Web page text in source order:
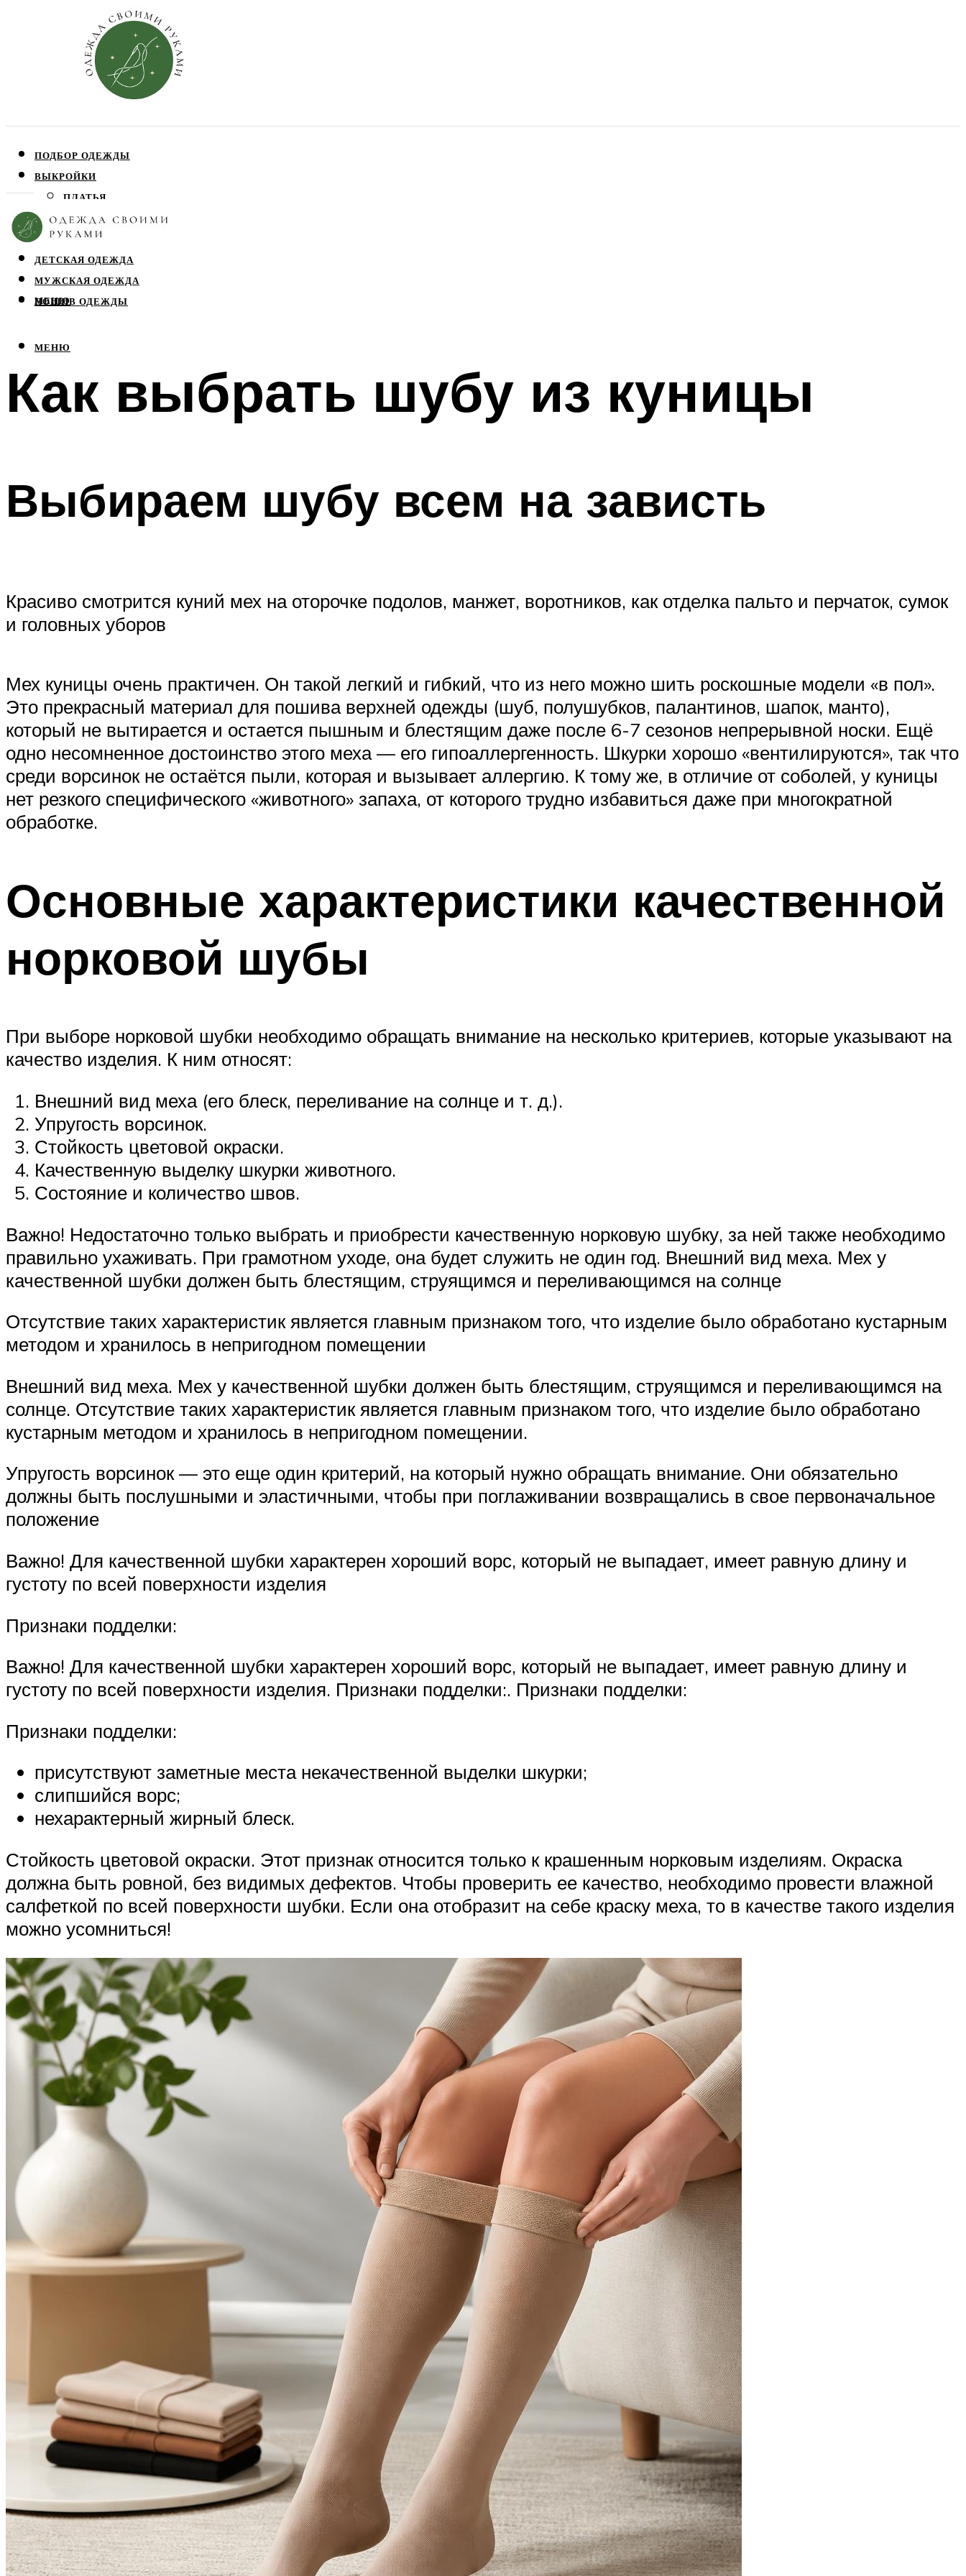
ПОДБОР ОДЕЖДЫ
ВЫКРОЙКИ
ПЛАТЬЯ
ЮБКИ
БЛУЗЫ
ДЕТСКАЯ ОДЕЖДА
МУЖСКАЯ ОДЕЖДА
ПОШИВ ОДЕЖДЫ
МЕНЮ
МЕНЮ
Как выбрать шубу из куницы
Выбираем шубу всем на зависть
Красиво смотрится куний мех на оторочке подолов, манжет, воротников, как отделка пальто и перчаток, сумок
и головных уборов
Мех куницы очень практичен. Он такой легкий и гибкий, что из него можно шить роскошные модели «в пол».
Это прекрасный материал для пошива верхней одежды (шуб, полушубков, палантинов, шапок, манто),
который не вытирается и остается пышным и блестящим даже после 6-7 сезонов непрерывной носки. Ещё
одно несомненное достоинство этого меха — его гипоаллергенность. Шкурки хорошо «вентилируются», так что
среди ворсинок не остаётся пыли, которая и вызывает аллергию. К тому же, в отличие от соболей, у куницы
нет резкого специфического «животного» запаха, от которого трудно избавиться даже при многократной
обработке.
Основные характеристики качественной
норковой шубы
При выборе норковой шубки необходимо обращать внимание на несколько критериев, которые указывают на
качество изделия. К ним относят:
Внешний вид меха (его блеск, переливание на солнце и т. д.).
Упругость ворсинок.
Стойкость цветовой окраски.
Качественную выделку шкурки животного.
Состояние и количество швов.
Важно! Недостаточно только выбрать и приобрести качественную норковую шубку, за ней также необходимо
правильно ухаживать. При грамотном уходе, она будет служить не один год. Внешний вид меха. Мех у
качественной шубки должен быть блестящим, струящимся и переливающимся на солнце
Отсутствие таких характеристик является главным признаком того, что изделие было обработано кустарным
методом и хранилось в непригодном помещении
Внешний вид меха. Мех у качественной шубки должен быть блестящим, струящимся и переливающимся на
солнце. Отсутствие таких характеристик является главным признаком того, что изделие было обработано
кустарным методом и хранилось в непригодном помещении.
Упругость ворсинок — это еще один критерий, на который нужно обращать внимание. Они обязательно
должны быть послушными и эластичными, чтобы при поглаживании возвращались в свое первоначальное
положение
Важно! Для качественной шубки характерен хороший ворс, который не выпадает, имеет равную длину и
густоту по всей поверхности изделия
Признаки подделки:
Важно! Для качественной шубки характерен хороший ворс, который не выпадает, имеет равную длину и
густоту по всей поверхности изделия. Признаки подделки:. Признаки подделки:
Признаки подделки:
присутствуют заметные места некачественной выделки шкурки;
слипшийся ворс;
нехарактерный жирный блеск.
Стойкость цветовой окраски. Этот признак относится только к крашенным норковым изделиям. Окраска
должна быть ровной, без видимых дефектов. Чтобы проверить ее качество, необходимо провести влажной
салфеткой по всей поверхности шубки. Если она отобразит на себе краску меха, то в качестве такого изделия
можно усомниться!